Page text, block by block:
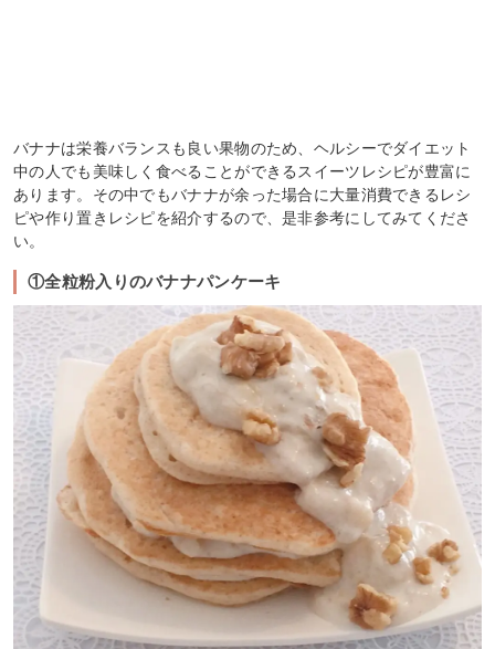
バナナは栄養バランスも良い果物のため、ヘルシーでダイエット
中の人でも美味しく食べることができるスイーツレシピが豊富に
あります。その中でもバナナが余った場合に大量消費できるレシ
ピや作り置きレシピを紹介するので、是非参考にしてみてくださ
い。
①全粒粉入りのバナナパンケーキ